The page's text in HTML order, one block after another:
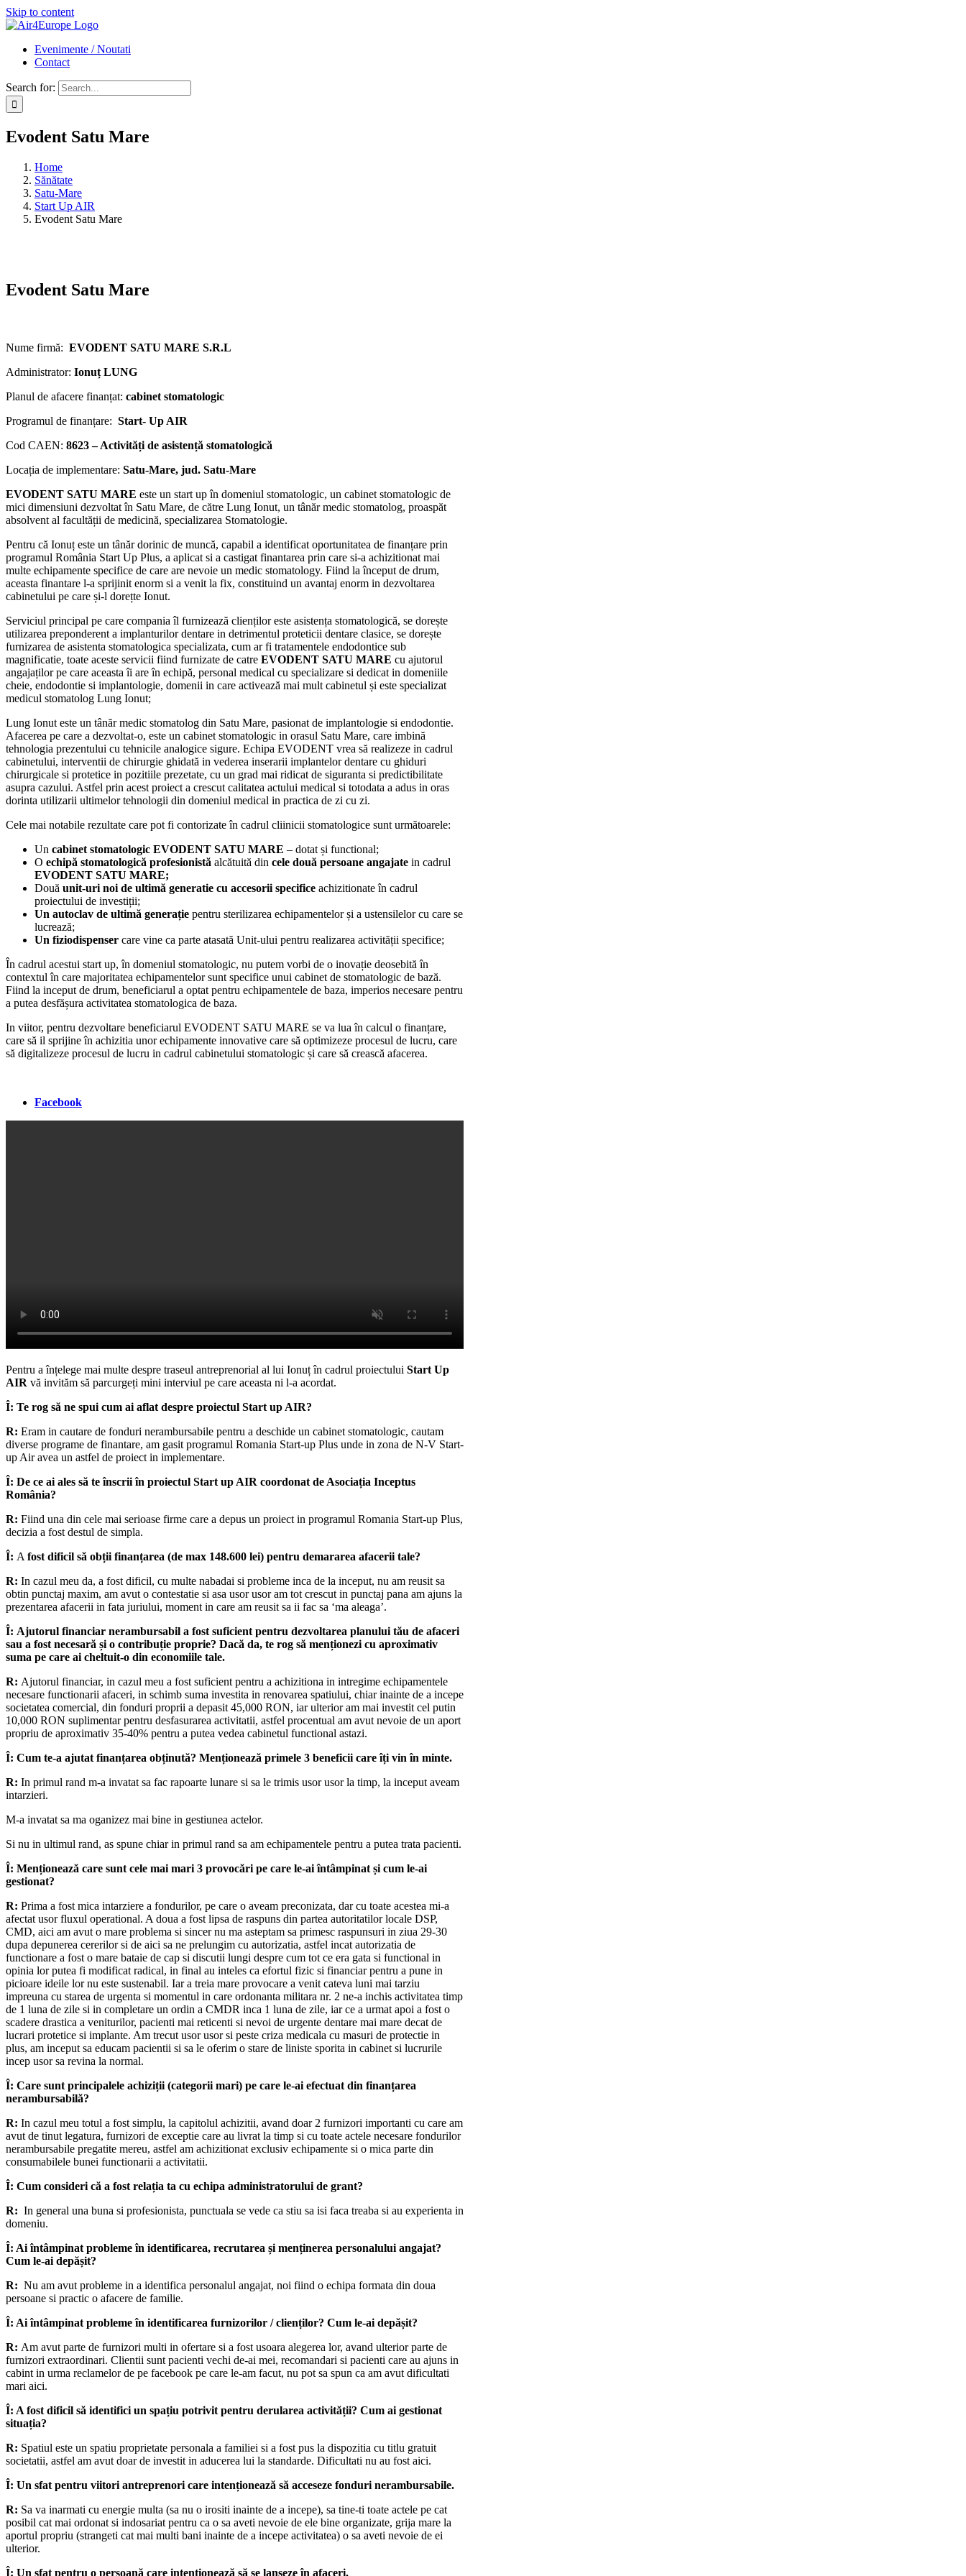
Skip to content
Evenimente / Noutati
Contact
Search for:
Evodent Satu Mare
Home
Sănătate
Satu-Mare
Start Up AIR
Evodent Satu Mare
Evodent Satu Mare
Nume firmă: EVODENT SATU MARE S.R.L
Administrator: Ionuț LUNG
Planul de afacere finanțat: cabinet stomatologic
Programul de finanțare: Start- Up AIR
Cod CAEN: 8623 – Activități de asistență stomatologică
Locația de implementare: Satu-Mare, jud. Satu-Mare
EVODENT SATU MARE este un start up în domeniul stomatologic, un cabinet stomatologic de
mici dimensiuni dezvoltat în Satu Mare, de către Lung Ionut, un tânăr medic stomatolog, proaspăt
absolvent al facultății de medicină, specializarea Stomatologie.
Pentru că Ionuț este un tânăr dorinic de muncă, capabil a identificat oportunitatea de finanțare prin
programul România Start Up Plus, a aplicat si a castigat finantarea prin care si-a achizitionat mai
multe echipamente specifice de care are nevoie un medic stomatology. Fiind la început de drum,
aceasta finantare l-a sprijinit enorm si a venit la fix, constituind un avantaj enorm in dezvoltarea
cabinetului pe care și-l dorețte Ionut.
Serviciul principal pe care compania îl furnizează clienților este asistența stomatologică, se dorește
utilizarea preponderent a implanturilor dentare in detrimentul proteticii dentare clasice, se dorește
furnizarea de asistenta stomatologica specializata, cum ar fi tratamentele endodontice sub
magnificatie, toate aceste servicii fiind furnizate de catre EVODENT SATU MARE cu ajutorul
angajaților pe care aceasta îi are în echipă, personal medical cu specializare si dedicat in domeniile
cheie, endodontie si implantologie, domenii in care activează mai mult cabinetul și este specializat
medicul stomatolog Lung Ionut;
Lung Ionut este un tânăr medic stomatolog din Satu Mare, pasionat de implantologie si endodontie.
Afacerea pe care a dezvoltat-o, este un cabinet stomatologic in orasul Satu Mare, care imbină
tehnologia prezentului cu tehnicile analogice sigure. Echipa EVODENT vrea să realizeze in cadrul
cabinetului, interventii de chirurgie ghidată in vederea inserarii implantelor dentare cu ghiduri
chirurgicale si protetice in pozitiile prezetate, cu un grad mai ridicat de siguranta si predictibilitate
asupra cazului. Astfel prin acest proiect a crescut calitatea actului medical si totodata a adus in oras
dorinta utilizarii ultimelor tehnologii din domeniul medical in practica de zi cu zi.
Cele mai notabile rezultate care pot fi contorizate în cadrul cliinicii stomatologice sunt următoarele:
Un cabinet stomatologic EVODENT SATU MARE – dotat și functional;
O echipă stomatologică profesionistă alcătuită din cele două persoane angajate in cadrul
EVODENT SATU MARE;
Două unit-uri noi de ultimă generatie cu accesorii specifice achizitionate în cadrul
proiectului de investiții;
Un autoclav de ultimă generație pentru sterilizarea echipamentelor și a ustensilelor cu care se
lucrează;
Un fiziodispenser care vine ca parte atasată Unit-ului pentru realizarea activității specifice;
În cadrul acestui start up, în domeniul stomatologic, nu putem vorbi de o inovație deosebită în
contextul în care majoritatea echipamentelor sunt specifice unui cabinet de stomatologic de bază.
Fiind la inceput de drum, beneficiarul a optat pentru echipamentele de baza, imperios necesare pentru
a putea desfășura activitatea stomatologica de baza.
In viitor, pentru dezvoltare beneficiarul EVODENT SATU MARE se va lua în calcul o finanțare,
care să il sprijine în achizitia unor echipamente innovative care să optimizeze procesul de lucru, care
să digitalizeze procesul de lucru in cadrul cabinetului stomatologic și care să crească afacerea.
Facebook
Pentru a înțelege mai multe despre traseul antreprenorial al lui Ionuț în cadrul proiectului Start Up
AIR vă invităm să parcurgeți mini interviul pe care aceasta ni l-a acordat.
Î: Te rog să ne spui cum ai aflat despre proiectul Start up AIR?
R: Eram in cautare de fonduri nerambursabile pentru a deschide un cabinet stomatologic, cautam
diverse programe de finantare, am gasit programul Romania Start-up Plus unde in zona de N-V Start-
up Air avea un astfel de proiect in implementare.
Î: De ce ai ales să te înscrii în proiectul Start up AIR coordonat de Asociația Inceptus
România?
R: Fiind una din cele mai serioase firme care a depus un proiect in programul Romania Start-up Plus,
decizia a fost destul de simpla.
Î: A fost dificil să obții finanțarea (de max 148.600 lei) pentru demararea afacerii tale?
R: In cazul meu da, a fost dificil, cu multe nabadai si probleme inca de la inceput, nu am reusit sa
obtin punctaj maxim, am avut o contestatie si asa usor usor am tot crescut in punctaj pana am ajuns la
prezentarea afacerii in fata juriului, moment in care am reusit sa ii fac sa ‘ma aleaga’.
Î: Ajutorul financiar nerambursabil a fost suficient pentru dezvoltarea planului tău de afaceri
sau a fost necesară și o contribuție proprie? Dacă da, te rog să menționezi cu aproximativ
suma pe care ai cheltuit-o din economiile tale.
R: Ajutorul financiar, in cazul meu a fost suficient pentru a achizitiona in intregime echipamentele
necesare functionarii afaceri, in schimb suma investita in renovarea spatiului, chiar inainte de a incepe
societatea comercial, din fonduri proprii a depasit 45,000 RON, iar ulterior am mai investit cel putin
10,000 RON suplimentar pentru desfasurarea activitatii, astfel procentual am avut nevoie de un aport
propriu de aproximativ 35-40% pentru a putea vedea cabinetul functional astazi.
Î: Cum te-a ajutat finanțarea obținută? Menționează primele 3 beneficii care îți vin în minte.
R: In primul rand m-a invatat sa fac rapoarte lunare si sa le trimis usor usor la timp, la inceput aveam
intarzieri.
M-a invatat sa ma oganizez mai bine in gestiunea actelor.
Si nu in ultimul rand, as spune chiar in primul rand sa am echipamentele pentru a putea trata pacienti.
Î: Menționează care sunt cele mai mari 3 provocări pe care le-ai întâmpinat și cum le-ai
gestionat?
R: Prima a fost mica intarziere a fondurilor, pe care o aveam preconizata, dar cu toate acestea mi-a
afectat usor fluxul operational. A doua a fost lipsa de raspuns din partea autoritatilor locale DSP,
CMD, aici am avut o mare problema si sincer nu ma asteptam sa primesc raspunsuri in ziua 29-30
dupa depunerea cererilor si de aici sa ne prelungim cu autorizatia, astfel incat autorizatia de
functionare a fost o mare bataie de cap si discutii lungi despre cum tot ce era gata si functional in
opinia lor putea fi modificat radical, in final au inteles ca efortul fizic si financiar pentru a pune in
picioare ideile lor nu este sustenabil. Iar a treia mare provocare a venit cateva luni mai tarziu
impreuna cu starea de urgenta si momentul in care ordonanta militara nr. 2 ne-a inchis activitatea timp
de 1 luna de zile si in completare un ordin a CMDR inca 1 luna de zile, iar ce a urmat apoi a fost o
scadere drastica a veniturilor, pacienti mai reticenti si nevoi de urgente dentare mai mare decat de
lucrari protetice si implante. Am trecut usor usor si peste criza medicala cu masuri de protectie in
plus, am inceput sa educam pacientii si sa le oferim o stare de liniste sporita in cabinet si lucrurile
incep usor sa revina la normal.
Î: Care sunt principalele achiziții (categorii mari) pe care le-ai efectuat din finanțarea
nerambursabilă?
R: In cazul meu totul a fost simplu, la capitolul achizitii, avand doar 2 furnizori importanti cu care am
avut de tinut legatura, furnizori de exceptie care au livrat la timp si cu toate actele necesare fondurilor
nerambursabile pregatite mereu, astfel am achizitionat exclusiv echipamente si o mica parte din
consumabilele bunei functionarii a activitatii.
Î: Cum consideri că a fost relația ta cu echipa administratorului de grant?
R: In general una buna si profesionista, punctuala se vede ca stiu sa isi faca treaba si au experienta in
domeniu.
Î: Ai întâmpinat probleme în identificarea, recrutarea și menținerea personalului angajat?
Cum le-ai depășit?
R: Nu am avut probleme in a identifica personalul angajat, noi fiind o echipa formata din doua
persoane si practic o afacere de familie.
Î: Ai întâmpinat probleme în identificarea furnizorilor / clienților? Cum le-ai depășit?
R: Am avut parte de furnizori multi in ofertare si a fost usoara alegerea lor, avand ulterior parte de
furnizori extraordinari. Clientii sunt pacienti vechi de-ai mei, recomandari si pacienti care au ajuns in
cabint in urma reclamelor de pe facebook pe care le-am facut, nu pot sa spun ca am avut dificultati
mari aici.
Î: A fost dificil să identifici un spațiu potrivit pentru derularea activității? Cum ai gestionat
situația?
R: Spatiul este un spatiu proprietate personala a familiei si a fost pus la dispozitia cu titlu gratuit
societatii, astfel am avut doar de investit in aducerea lui la standarde. Dificultati nu au fost aici.
Î: Un sfat pentru viitori antreprenori care intenționează să acceseze fonduri nerambursabile.
R: Sa va inarmati cu energie multa (sa nu o irositi inainte de a incepe), sa tine-ti toate actele pe cat
posibil cat mai ordonat si indosariat pentru ca o sa aveti nevoie de ele bine organizate, grija mare la
aportul propriu (strangeti cat mai multi bani inainte de a incepe activitatea) o sa aveti nevoie de ei
ulterior.
Î: Un sfat pentru o persoană care intenționează să se lanseze în afaceri.